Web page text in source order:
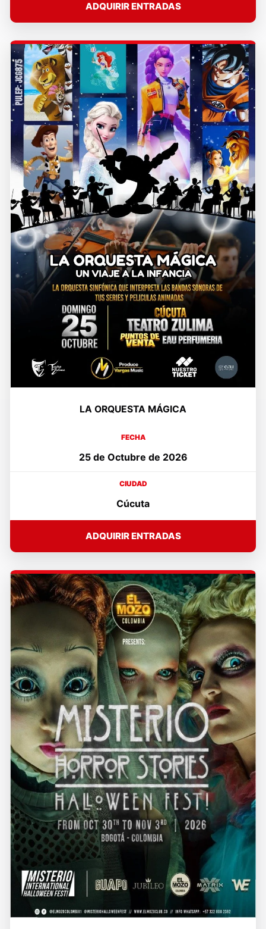
ADQUIRIR ENTRADAS
LA ORQUESTA MÁGICA
FECHA
25 de Octubre de 2026
CIUDAD
Cúcuta
ADQUIRIR ENTRADAS